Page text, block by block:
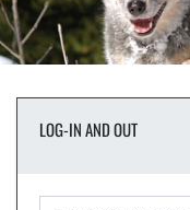
LOG-IN AND OUT